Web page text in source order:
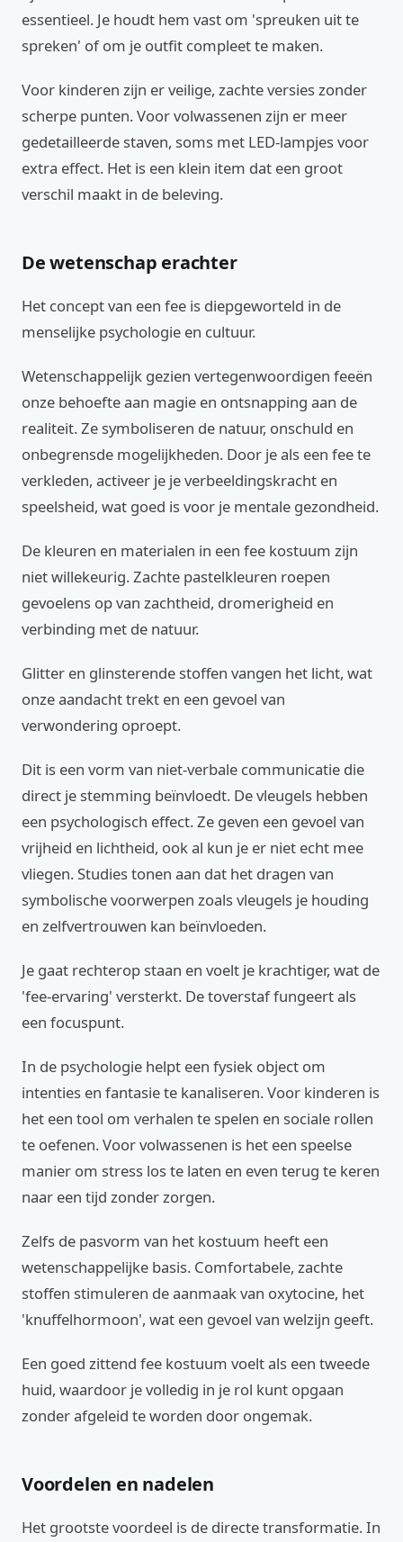
essentieel. Je houdt hem vast om 'spreuken uit te
spreken' of om je outfit compleet te maken.
Voor kinderen zijn er veilige, zachte versies zonder
scherpe punten. Voor volwassenen zijn er meer
gedetailleerde staven, soms met LED-lampjes voor
extra effect. Het is een klein item dat een groot
verschil maakt in de beleving.
De wetenschap erachter
Het concept van een fee is diepgeworteld in de
menselijke psychologie en cultuur.
Wetenschappelijk gezien vertegenwoordigen feeën
onze behoefte aan magie en ontsnapping aan de
realiteit. Ze symboliseren de natuur, onschuld en
onbegrensde mogelijkheden. Door je als een fee te
verkleden, activeer je je verbeeldingskracht en
speelsheid, wat goed is voor je mentale gezondheid.
De kleuren en materialen in een fee kostuum zijn
niet willekeurig. Zachte pastelkleuren roepen
gevoelens op van zachtheid, dromerigheid en
verbinding met de natuur.
Glitter en glinsterende stoffen vangen het licht, wat
onze aandacht trekt en een gevoel van
verwondering oproept.
Dit is een vorm van niet-verbale communicatie die
direct je stemming beïnvloedt. De vleugels hebben
een psychologisch effect. Ze geven een gevoel van
vrijheid en lichtheid, ook al kun je er niet echt mee
vliegen. Studies tonen aan dat het dragen van
symbolische voorwerpen zoals vleugels je houding
en zelfvertrouwen kan beïnvloeden.
Je gaat rechterop staan en voelt je krachtiger, wat de
'fee-ervaring' versterkt. De toverstaf fungeert als
een focuspunt.
In de psychologie helpt een fysiek object om
intenties en fantasie te kanaliseren. Voor kinderen is
het een tool om verhalen te spelen en sociale rollen
te oefenen. Voor volwassenen is het een speelse
manier om stress los te laten en even terug te keren
naar een tijd zonder zorgen.
Zelfs de pasvorm van het kostuum heeft een
wetenschappelijke basis. Comfortabele, zachte
stoffen stimuleren de aanmaak van oxytocine, het
'knuffelhormoon', wat een gevoel van welzijn geeft.
Een goed zittend fee kostuum voelt als een tweede
huid, waardoor je volledig in je rol kunt opgaan
zonder afgeleid te worden door ongemak.
Voordelen en nadelen
Het grootste voordeel is de directe transformatie. In